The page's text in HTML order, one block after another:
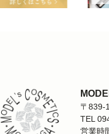
〒839-
TEL
営業時